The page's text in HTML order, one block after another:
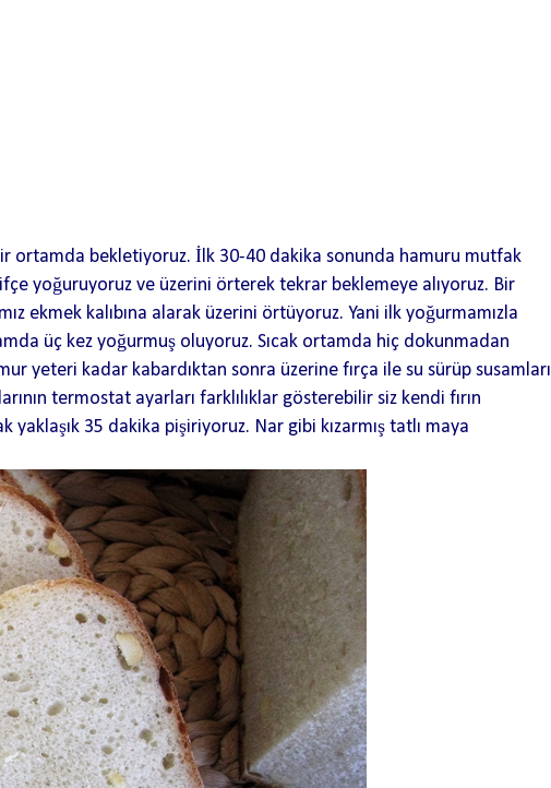
ortamda bekletiyoruz. İlk 30-40 dakika sonunda hamuru mutfak
yoğuruyoruz ve üzerini örterek tekrar beklemeye alıyoruz. Bir
ekmek kalıbına alarak üzerini örtüyoruz. Yani ilk yoğurmamızla
üç kez yoğurmuş oluyoruz. Sıcak ortamda hiç dokunmadan
yeteri kadar kabardıktan sonra üzerine fırça ile su sürüp susamları
termostat ayarları farklılıklar gösterebilir siz kendi fırın
35 dakika pişiriyoruz. Nar gibi kızarmış tatlı maya